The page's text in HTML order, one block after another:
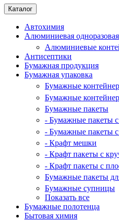
Каталог
Автохимия
Алюминиевая
Алюминиевые
Антисептики
Бумажная продукция
Бумажная упаковка
Бумажные
Бумажные
Бумажные пакеты
- Бумажные пакеты
- Бумажные пакеты
- Крафт мешки
- Крафт пакеты с
- Крафт пакеты с
Бумажные пакеты
Бумажные супницы
Показать все
Бумажные полотенца
Бытовая химия